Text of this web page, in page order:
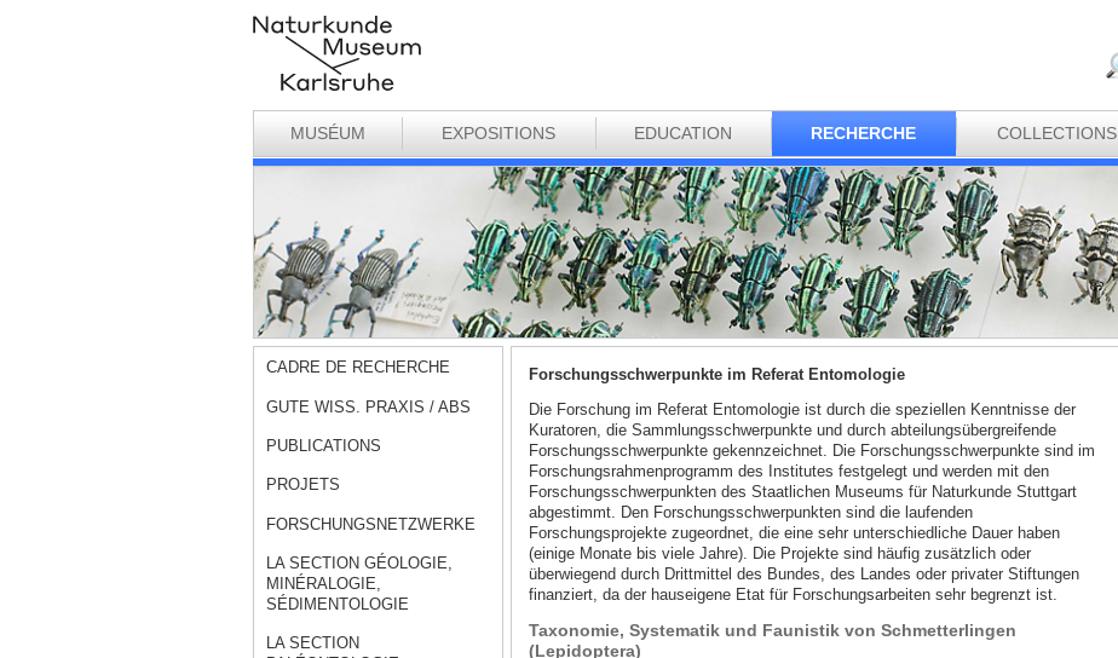
MUSÉUM EXPOSITIONS EDUCATION RECHERCHE COLLECTIONS
CADRE DE RECHERCHE
GUTE WISS. PRAXIS / ABS
PUBLICATIONS
PROJETS
FORSCHUNGSNETZWERKE
LA SECTION GÉOLOGIE,
MINÉRALOGIE,
SÉDIMENTOLOGIE
LA SECTION
Forschungsschwerpunkte im Referat Entomologie
Die Forschung im Referat Entomologie ist durch die speziellen Kenntnisse der
Kuratoren, die Sammlungsschwerpunkte und durch abteilungsübergreifende
Forschungsschwerpunkte gekennzeichnet. Die Forschungsschwerpunkte sind im
Forschungsrahmenprogramm des Institutes festgelegt und werden mit den
Forschungsschwerpunkten des Staatlichen Museums für Naturkunde Stuttgart
abgestimmt. Den Forschungsschwerpunkten sind die laufenden
Forschungsprojekte zugeordnet, die eine sehr unterschiedliche Dauer haben
(einige Monate bis viele Jahre). Die Projekte sind häufig zusätzlich oder
überwiegend durch Drittmittel des Bundes, des Landes oder privater Stiftungen
finanziert, da der hauseigene Etat für Forschungsarbeiten sehr begrenzt ist.
Taxonomie, Systematik und Faunistik von Schmetterlingen
(Lepidoptera)